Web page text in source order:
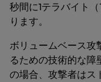
秒間に1テラバイト
ります。
ボリュームベース攻
るための技術的な障
の場合、攻撃者はス